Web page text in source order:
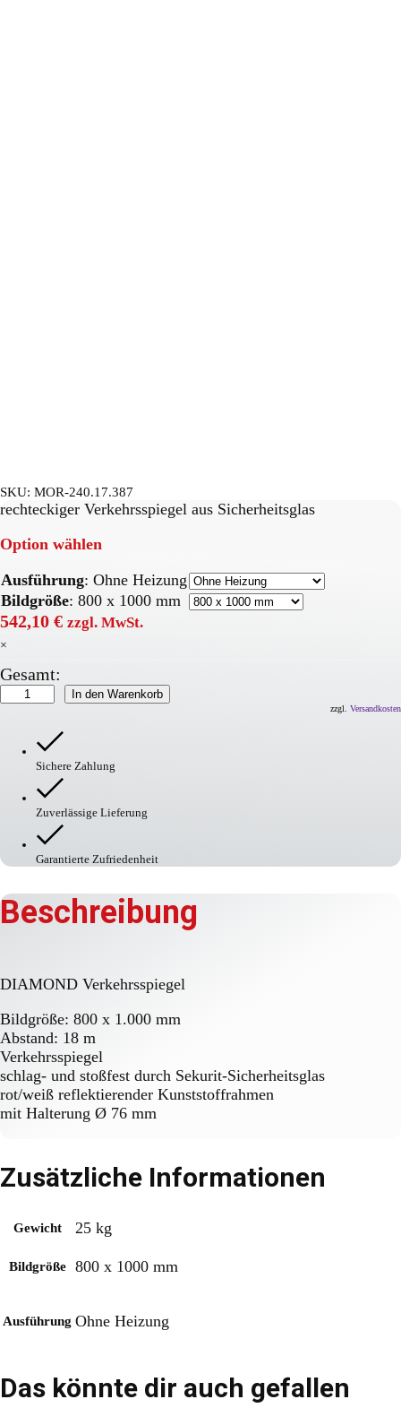
SKU: MOR-240.17.387
rechteckiger Verkehrsspiegel aus Sicherheitsglas
Option wählen
Ausführung: Ohne Heizung
Bildgröße: 800 x 1000 mm
542,10 € zzgl. MwSt.
×
Gesamt:
DIAMOND
Verkehrsspiegel
In den Warenkorb
zzgl. Versandkosten
Sichere Zahlung
Zuverlässige Lieferung
Garantierte Zufriedenheit
Beschreibung
DIAMOND Verkehrsspiegel
Bildgröße: 800 x 1.000 mm
Abstand: 18 m
Verkehrsspiegel
schlag- und stoßfest durch Sekurit-Sicherheitsglas
rot/weiß reflektierender Kunststoffrahmen
mit Halterung Ø 76 mm
Zusätzliche Informationen
Gewicht 25 kg
Bildgröße 800 x 1000 mm
Ausführung Ohne Heizung
Das könnte dir auch gefallen